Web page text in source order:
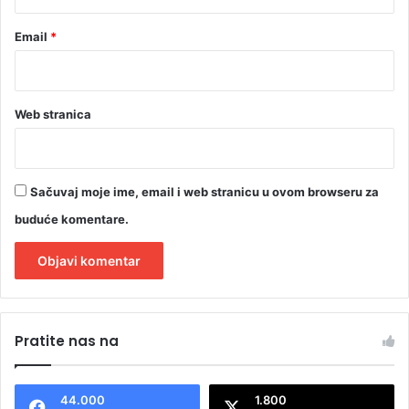
a
n
j
Email *
Web stranica
Sačuvaj moje ime, email i web stranicu u ovom browseru za
buduće komentare.
tPratite nas na
44.000 1.800